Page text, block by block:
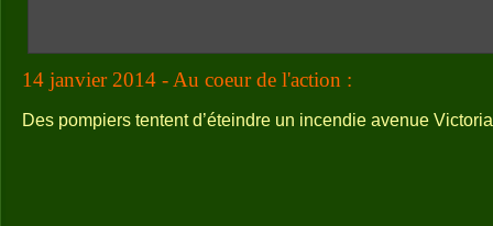
14 janvier 2014 - Au coeur de l'action :
Des pompiers tentent d’éteindre un incendie avenue